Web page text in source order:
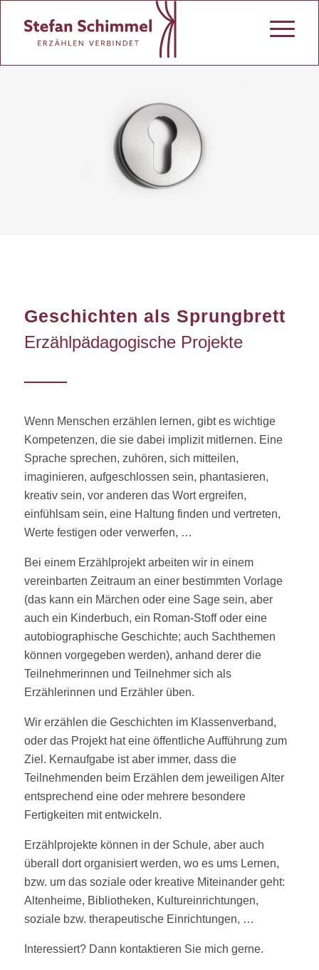
Geschichten als Sprungbrett
Erzählpädagogische Projekte
Wenn Menschen erzählen lernen, gibt es wichtige
Kompetenzen, die sie dabei implizit mitlernen. Eine
Sprache sprechen, zuhören, sich mitteilen,
imaginieren, aufgeschlossen sein, phantasieren,
kreativ sein, vor anderen das Wort ergreifen,
einfühlsam sein, eine Haltung finden und vertreten,
Werte festigen oder verwerfen, …
Bei einem Erzählprojekt arbeiten wir in einem
vereinbarten Zeitraum an einer bestimmten Vorlage
(das kann ein Märchen oder eine Sage sein, aber
auch ein Kinderbuch, ein Roman-Stoff oder eine
autobiographische Geschichte; auch Sachthemen
können vorgegeben werden), anhand derer die
Teilnehmerinnen und Teilnehmer sich als
Erzählerinnen und Erzähler üben.
Wir erzählen die Geschichten im Klassenverband,
oder das Projekt hat eine öffentliche Aufführung zum
Ziel. Kernaufgabe ist aber immer, dass die
Teilnehmenden beim Erzählen dem jeweiligen Alter
entsprechend eine oder mehrere besondere
Fertigkeiten mit entwickeln.
Erzählprojekte können in der Schule, aber auch
überall dort organisiert werden, wo es ums Lernen,
bzw. um das soziale oder kreative Miteinander geht:
Altenheime, Bibliotheken, Kultureinrichtungen,
soziale bzw. therapeutische Einrichtungen, …
Interessiert? Dann kontaktieren Sie mich gerne.